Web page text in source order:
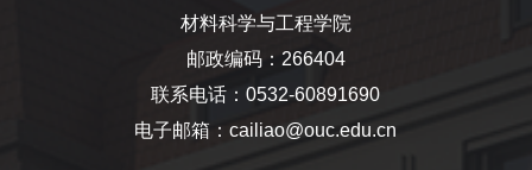
材料科学与工程学院
邮政编码：266404
联系电话：0532-60891690
电子邮箱：cailiao@ouc.edu.cn